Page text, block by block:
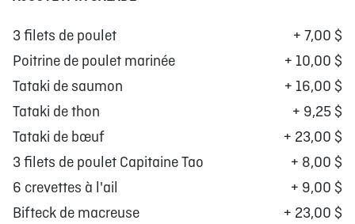
3 filets de poulet
+ 7,00 $
Poitrine de poulet marinée
+ 10,00 $
Tataki de saumon
+ 16,00 $
Tataki de thon
+ 9,25 $
Tataki de bœuf
+ 23,00 $
3 filets de poulet Capitaine Tao
+ 8,00 $
6 crevettes à l'ail
+ 9,00 $
Bifteck de macreuse
+ 23,00 $